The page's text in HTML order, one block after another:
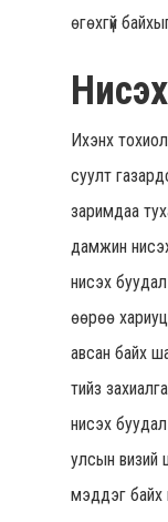
өгөхгүй
Ихэнх
суулт
заримдаа
дамжин
нисэх
өөрөө
авсан байх
тийз
нисэх
улсын визий
мэддэг байх